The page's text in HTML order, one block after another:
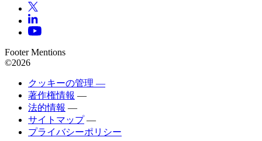
Footer Mentions
©2026
クッキーの管理 —
著作権情報 —
法的情報 —
サイトマップ —
プライバシーポリシー